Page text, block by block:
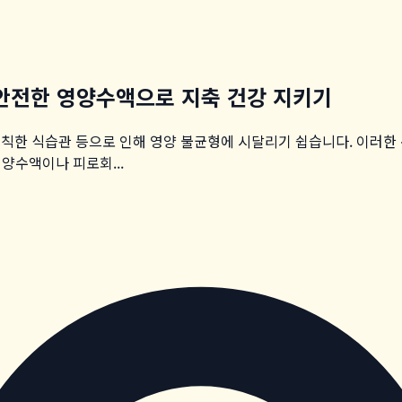
한 영양수액으로 지축 건강 지키기
한 식습관 등으로 인해 영양 불균형에 시달리기 쉽습니다. 이러
수액이나 피로회...